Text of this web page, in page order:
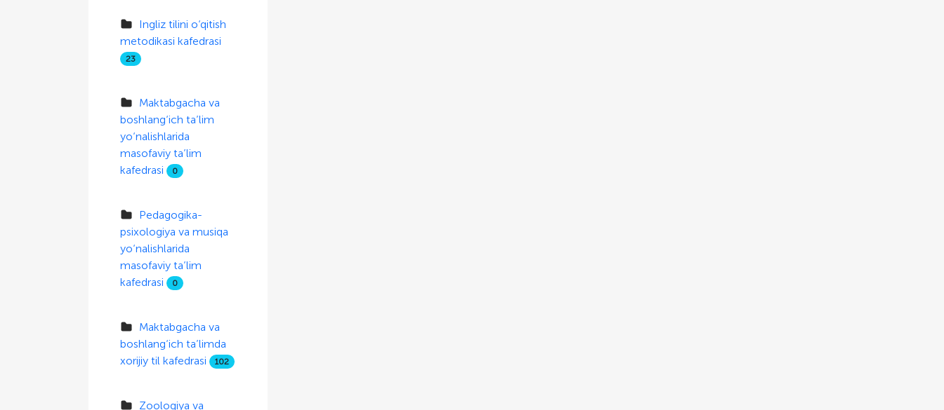
Ingliz tilini o‘qitish
metodikasi kafedrasi
23
Maktabgacha va
boshlang‘ich ta’lim
yo‘nalishlarida
masofaviy ta’lim
kafedrasi
0
Pedagogika-
psixologiya va musiqa
yo‘nalishlarida
masofaviy ta’lim
kafedrasi
0
Maktabgacha va
boshlang‘ich ta’limda
xorijiy til kafedrasi
102
Zoologiya va